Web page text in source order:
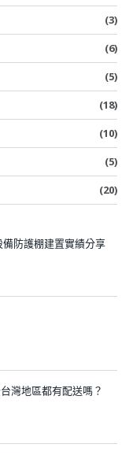
(3)
(6)
(5)
(18)
(10)
(5)
(20)
防護棚建置實績分享
灣地區都有配送嗎？